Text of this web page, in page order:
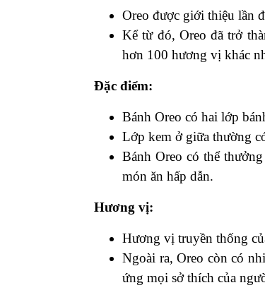
Oreo được giới thiệu lần
Kể từ đó, Oreo đã trở
hơn 100 hương vị khác
Đặc điểm:
Bánh Oreo có hai lớp
Lớp kem ở giữa thường
Bánh Oreo có thể
món ăn hấp dẫn.
Hương vị:
Hương vị truyền thống
Ngoài ra, Oreo còn có
ứng mọi sở thích của